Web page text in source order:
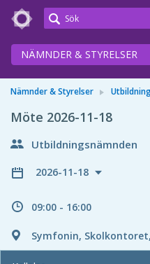
Meetings+
NÄMNDER & STYRELSER
Nämnder & Styrelser
Möte 2026-11-18
Utbildningsnämnden
2026-11-18
09:00 - 16:00
Symfonin,